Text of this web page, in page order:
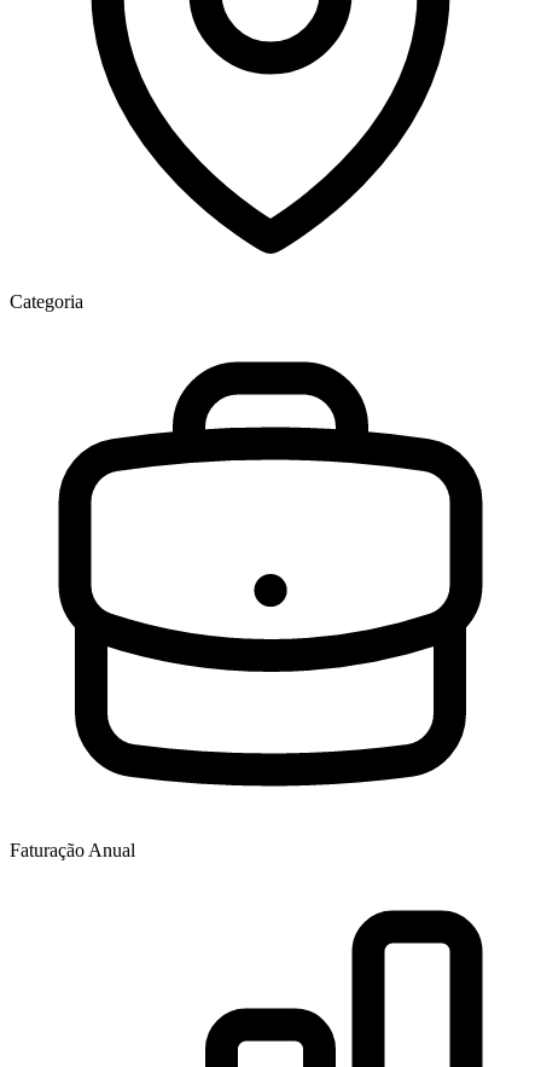
Categoria
Faturação Anual